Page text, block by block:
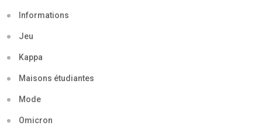
Informations
Jeu
Kappa
Maisons étudiantes
Mode
Omicron